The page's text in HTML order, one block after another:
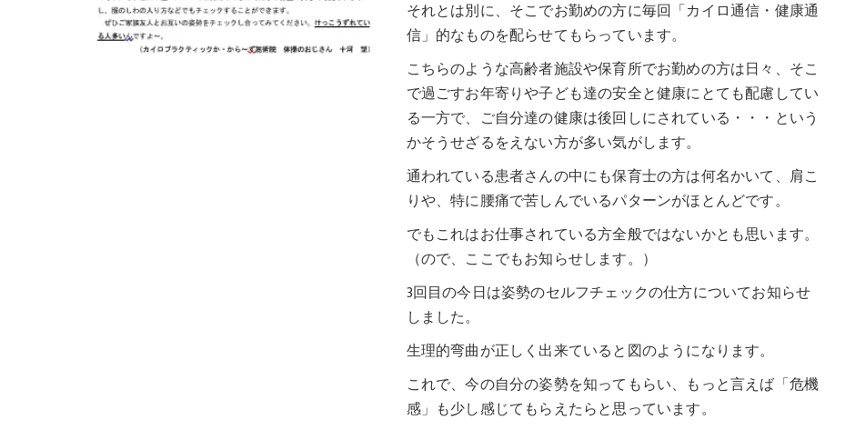
それとは別に、そこでお勤めの方に毎回「カイロ通信・健康通
信」的なものを配らせてもらっています。
こちらのような高齢者施設や保育所でお勤めの方は日々、そこ
で過ごすお年寄りや子ども達の安全と健康にとても配慮してい
る一方で、ご自分達の健康は後回しにされている・・・という
かそうせざるをえない方が多い気がします。
通われている患者さんの中にも保育士の方は何名かいて、肩こ
りや、特に腰痛で苦しんでいるパターンがほとんどです。
でもこれはお仕事されている方全般ではないかとも思います。
（ので、ここでもお知らせします。）
3回目の今日は姿勢のセルフチェックの仕方についてお知らせ
しました。
生理的弯曲が正しく出来ていると図のようになります。
これで、今の自分の姿勢を知ってもらい、もっと言えば「危機
感」も少し感じてもらえたらと思っています。